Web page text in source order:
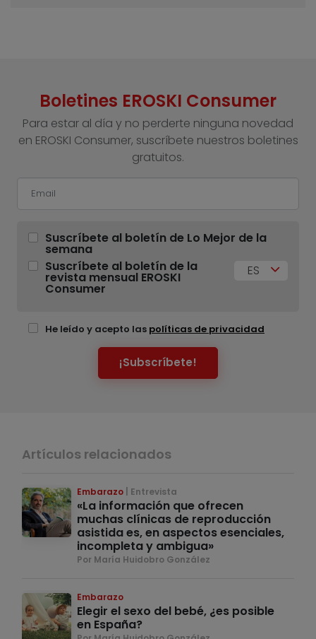
Boletines EROSKI Consumer
Para estar al día y no perderte ninguna novedad
en EROSKI Consumer, suscríbete nuestros boletines
gratuitos.
Suscríbete al boletín de Lo Mejor de la
semana
Suscríbete al boletín de la
revista mensual EROSKI
Consumer
ES
He leído y acepto las políticas de privacidad
¡Subscríbete!
Artículos relacionados
Embarazo Entrevista
«La información que ofrecen
muchas clínicas de reproducción
asistida es, en aspectos esenciales,
incompleta y ambigua»
Por María Huidobro González
Embarazo
Elegir el sexo del bebé, ¿es posible
en España?